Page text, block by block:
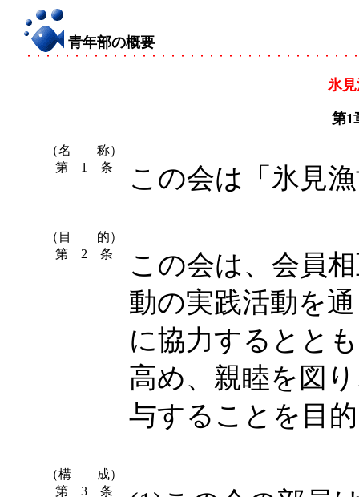
青年部の概要
氷
第
（名 称）
第 1 条
この会は「氷見
（目 的）
第 2 条
この会は、会員
動の実践活動を
に協力するとと
高め、親睦を図
与することを目
（構 成）
第 3 条